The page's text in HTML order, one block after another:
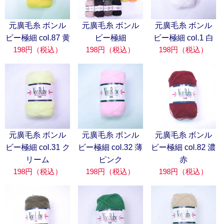
元廣毛糸 ボンル
ビー極細 col.87 黄
198円（税込）
元廣毛糸 ボンル
ビー極細
198円（税込）
元廣毛糸 ボンル
ビー極細 col.1 白
198円（税込）
元廣毛糸 ボンル
ビー極細 col.31 ク
リーム
198円（税込）
元廣毛糸 ボンル
ビー極細 col.32 薄
ピンク
198円（税込）
元廣毛糸 ボンル
ビー極細 col.82 濃
赤
198円（税込）